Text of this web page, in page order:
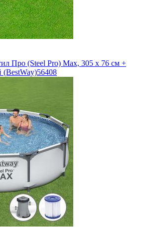
Про (Steel Pro) Мах, 305 х 76 см +
(BestWay)56408